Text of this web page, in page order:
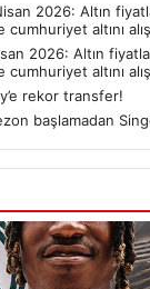
2026: Altın
altını
2026: Altın
altını
rekor transfer!
başlamadan